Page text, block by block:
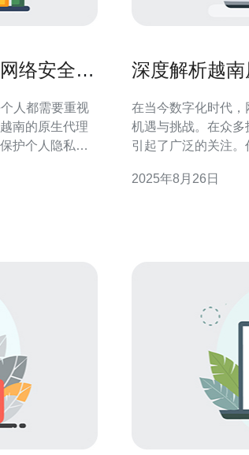
络安全的
人都需要重视
南的原生代理
护个人隐私与
加安全地浏览
深度解析越
在当今数字化时代
机遇与挑战。在众
引起了广泛的关注
器、VPS（虚拟专用
2025年8月26日